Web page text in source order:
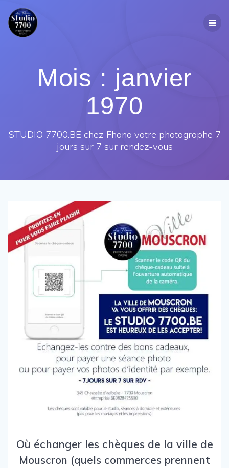
Mois : janvier
1970
STUDIO 7700.BE chez Fhano votre photographe 7
jours sur 7 sur rendez-vous
Où échanger les chèques de la ville de
Mouscron (quels commerces prennent